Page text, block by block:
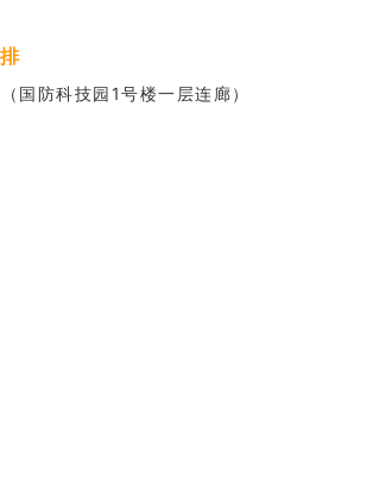
（国防科技园1号楼一层连廊）